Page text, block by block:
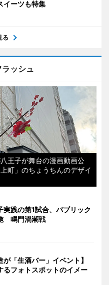
ーツも特集
る
ッシュ
王子が舞台の漫画動画公
町」のちょうちんのデザイ
実践の第1試合、パブリック
鳴門渦潮戦
が「生酒バー」イベント】
るフォトスポットのイメー